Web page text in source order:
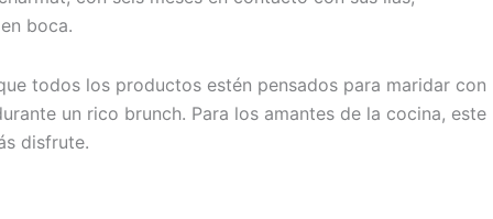
boca.
todos los productos estén pensados para maridar con
un rico brunch. Para los amantes de la cocina, este
disfrute.